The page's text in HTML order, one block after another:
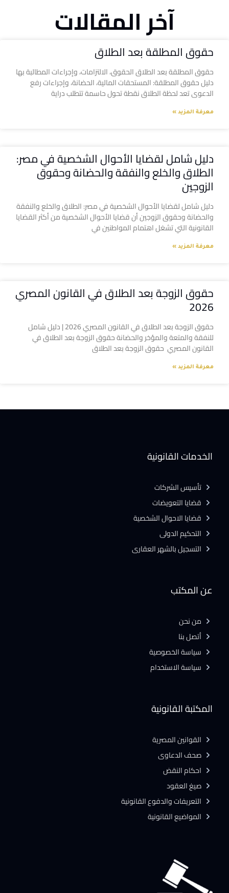
آخر المقالات
حقوق المطلقة بعد الطلاق
حقوق المطلقة بعد الطلاق الحقوق، الالتزامات، وإجراءات المطالبة بها
دليل حقوق المطلقة: المستحقات المالية، الحضانة، وإجراءات رفع
الدعوى تعد لحظة الطلاق نقطة تحول حاسمة تتطلب دراية
معرفة المزيد »
دليل شامل لقضايا الأحوال الشخصية في مصر:
الطلاق والخلع والنفقة والحضانة وحقوق
الزوجين
دليل شامل لقضايا الأحوال الشخصية في مصر: الطلاق والخلع والنفقة
والحضانة وحقوق الزوجين أن قضايا الأحوال الشخصية من أكثر القضايا
القانونية التي تشغل اهتمام المواطنين في
معرفة المزيد »
حقوق الزوجة بعد الطلاق في القانون المصري
2026
حقوق الزوجة بعد الطلاق في القانون المصري 2026 | دليل شامل
للنفقة والمتعة والمؤخر والحضانة حقوق الزوجة بعد الطلاق في
القانون المصري حقوق الزوجة بعد الطلاق
معرفة المزيد »
المكتبة القانونية
القوانين المصرية
صحف الدعاوى
احكام النقض
صيغ العقود
التعريفات والدفوع القانونية
المواضيع القانونية
عن المكتب
من نحن
أتصل بنا
سياسة الخصوصية
سياسة الاستخدام
الخدمات القانونية
تأسيس الشركات
قضايا التعويضات
قضايا الاحوال الشخصية
التحكيم الدولى
التسجيل بالشهر العقارى